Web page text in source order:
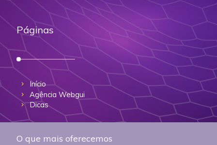
Páginas
Início
Agência Webgui
Dicas
O que mais oferecemos